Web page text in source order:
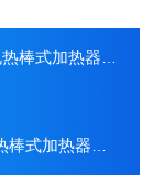
加热器在库现货
热器在库现货